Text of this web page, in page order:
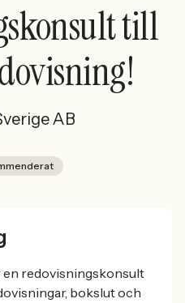
till
AB
en redovisningskonsult
bokslut och